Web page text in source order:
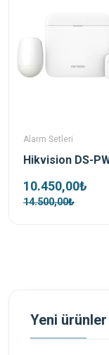
Alarm Setleri
10.450,00₺
14.500,00₺
Yeni ürünler